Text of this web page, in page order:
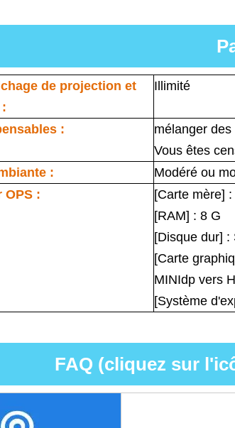
de projection et
Illimité
:
mélanger
Vous êtes
:
Modéré ou
OPS :
[Carte mère] :
[RAM] : 8 G
[Disque dur]
[Carte
MINIdp vers
[Système
FAQ (cliquez sur